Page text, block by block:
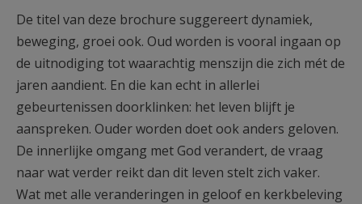
De titel van deze brochure suggereert dynamiek,
beweging, groei ook. Oud worden is vooral ingaan op
de uitnodiging tot waarachtig menszijn die zich mét de
jaren aandient. En die kan echt in allerlei
gebeurtenissen doorklinken: het leven blijft je
aanspreken. Ouder worden doet ook anders geloven.
De innerlijke omgang met God verandert, de vraag
naar wat verder reikt dan dit leven stelt zich vaker.
Wat met alle veranderingen in geloof en kerkbeleving